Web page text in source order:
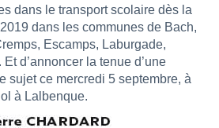
dans le transport scolaire dès la
dans les communes de Bach,
Escamps, Laburgade,
d’annoncer la tenue d’une
sujet ce mercredi 5 septembre, à
à Lalbenque.